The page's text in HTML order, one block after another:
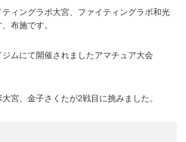
ィングラボ大宮、ファイティングラボ和光
布施です。
ムにて開催されましたアマチュア大会
宮、金子さくたが2戦目に挑みました。